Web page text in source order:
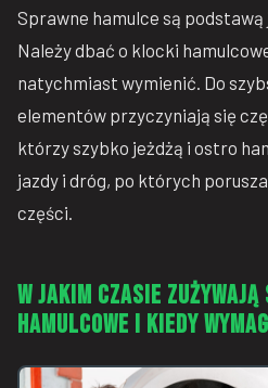
Sprawne hamulce są
Należy dbać o klocki
natychmiast wymienić. Do
elementów przyczyniają się
którzy szybko jeżdżą i ostro
jazdy i dróg, po których
części.
W jakim czasie
hamulcowe i kiedy